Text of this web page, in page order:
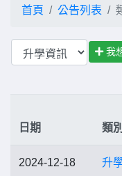
首頁 公告列表
我
日期 類別
2024-12-18 升